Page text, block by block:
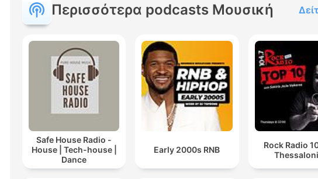
Περισσότερα podcasts Μουσική
Safe House Radio -
House | Tech-house |
Dance
Early 2000s RNB
Rock Radio